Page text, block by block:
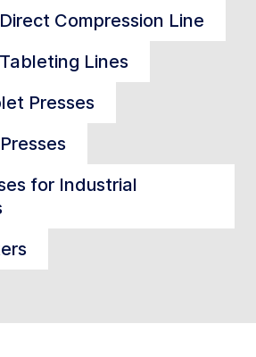
Compression Line
Lines
Presses
for Industrial